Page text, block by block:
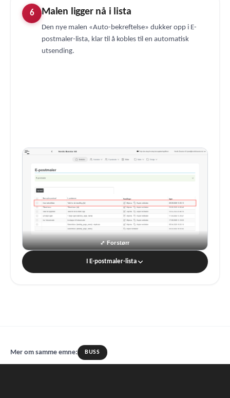
6 Malen ligger nå i lista
Den nye malen «Auto-bekreftelse» dukker opp i E-
postmaler-lista, klar til å kobles til en automatisk
utsending.
I E-postmaler-lista
Mer om samme emne: BUSS